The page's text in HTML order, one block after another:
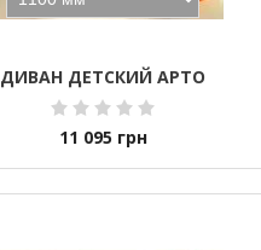
ДИВАН ДЕТСКИЙ АРТО
11 095 грн